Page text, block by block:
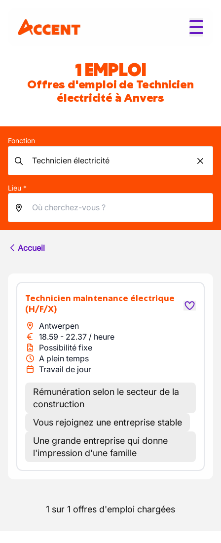
1 EMPLOI
Offres d'emploi de Technicien
électricité à Anvers
Fonction
Lieu *
Accueil
Technicien maintenance électrique
(H/F/X)
Antwerpen
18.59 - 22.37 / heure
Possibilité fixe
A plein temps
Travail de jour
Rémunération selon le secteur de la
construction
Vous rejoignez une entreprise stable
Une grande entreprise qui donne
l'impression d'une famille
1 sur 1 offres d'emploi chargées